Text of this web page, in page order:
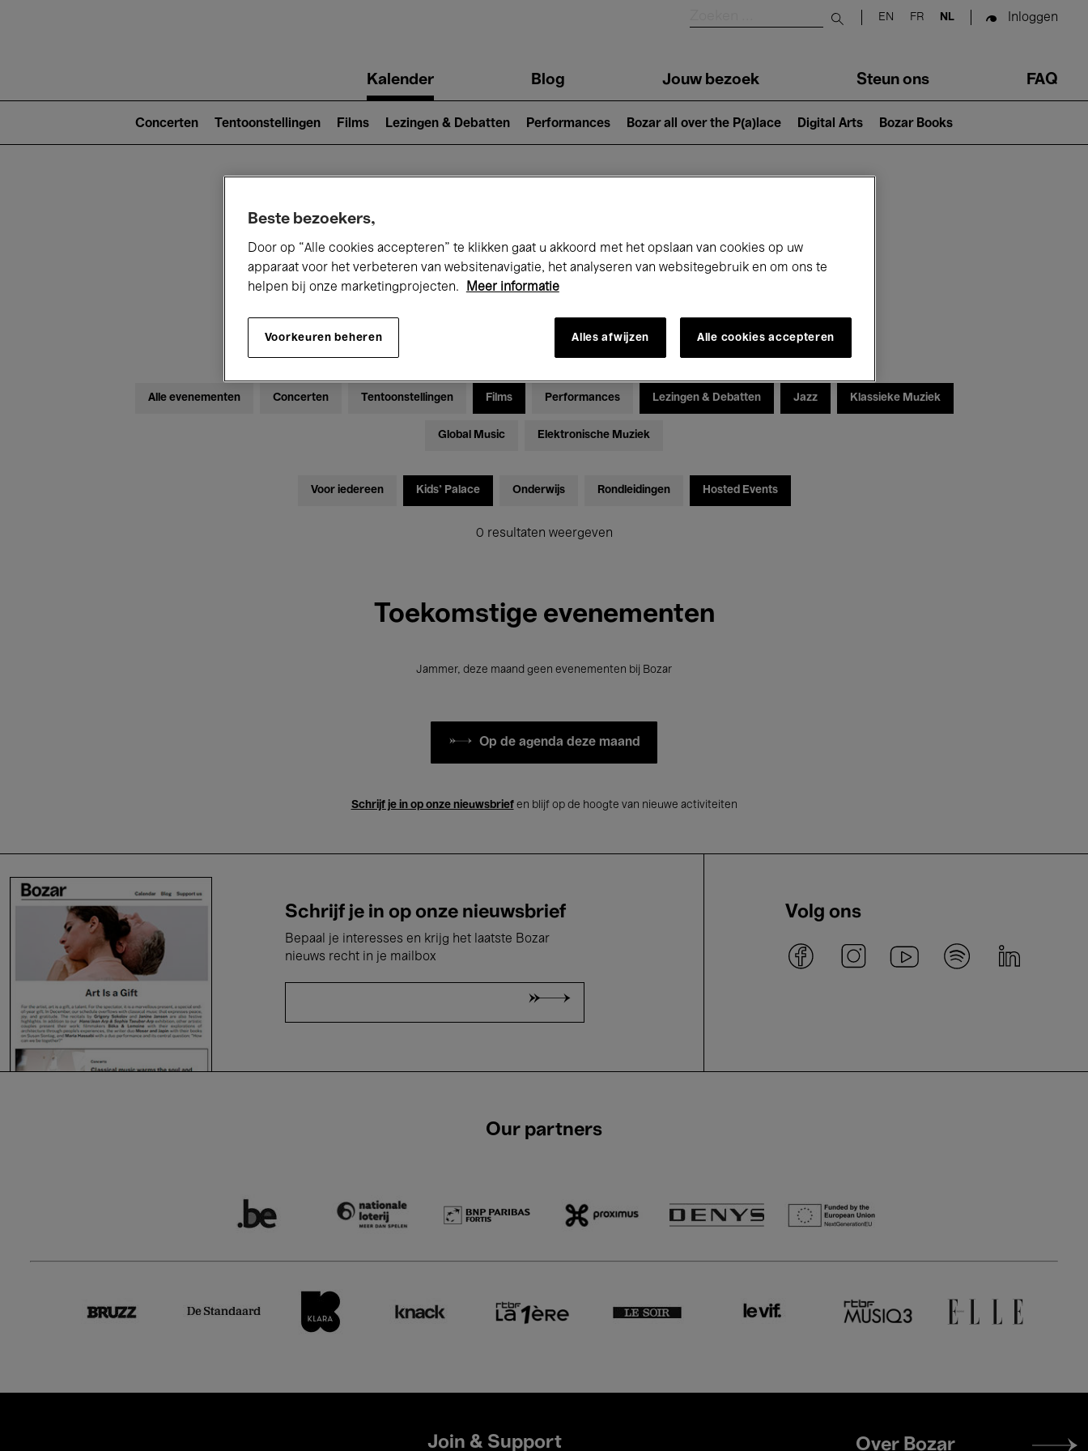
Submit search
EN FR NL Inloggen
navigationKalender Blog Jouw bezoek Steun ons FAQ
2)
Concerten Tentoonstellingen Films Lezingen & Debatten Performances Bozar all over the P(a)lace Digital Arts Bozar Books
Alle evenementen Concerten Tentoonstellingen Films Performances Lezingen & Debatten Jazz Klassieke Muziek
Global Music Elektronische Muziek
Voor iedereen Kids’ Palace Onderwijs Rondleidingen Hosted Events
0 resultaten weergeven
Toekomstige evenementen
Jammer, deze maand geen evenementen bij Bozar
Op de agenda deze maand
Schrijf je in op onze nieuwsbriefen blijf op de hoogte van nieuwe activiteiten
Schrijf je in op onze nieuwsbrief
Bepaal je interesses en krijg het laatste Bozar
nieuws recht in je mailbox
Volg ons
Our partners
Join & Support
Footer
Over Bozar
Beste bezoekers,
Door op “Alle cookies accepteren” te klikken gaat u akkoord met het opslaan van cookies op uw
apparaat voor het verbeteren van websitenavigatie, het analyseren van websitegebruik en om ons te
helpen bij onze marketingprojecten.
Meer informatie
Voorkeuren beheren Alles afwijzen Alle cookies accepteren